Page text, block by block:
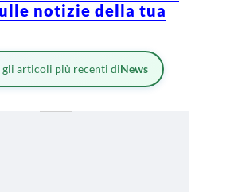
notizie della tua
gli articoli più recenti diNews